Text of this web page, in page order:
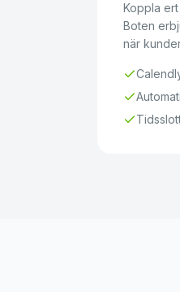
Koppla
Boten
när